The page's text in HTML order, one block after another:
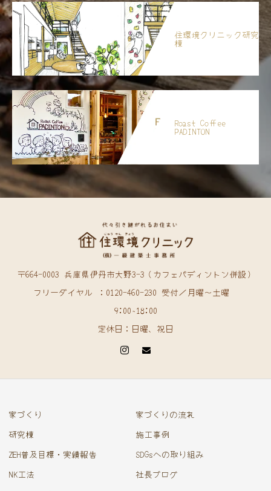
住環境クリニック研究
棟
Roast Coffee
PADINTON
〒664-0003 兵庫県伊丹市大野3-3（カフェパディントン併設）
フリーダイヤル ：0120-460-230 受付／月曜〜土曜
9:00~18:00
定休日：日曜、祝日
家づくり
家づくりの流れ
研究棟
施工事例
ZEH普及目標・実績報告
SDGsへの取り組み
NK工法
社長ブログ